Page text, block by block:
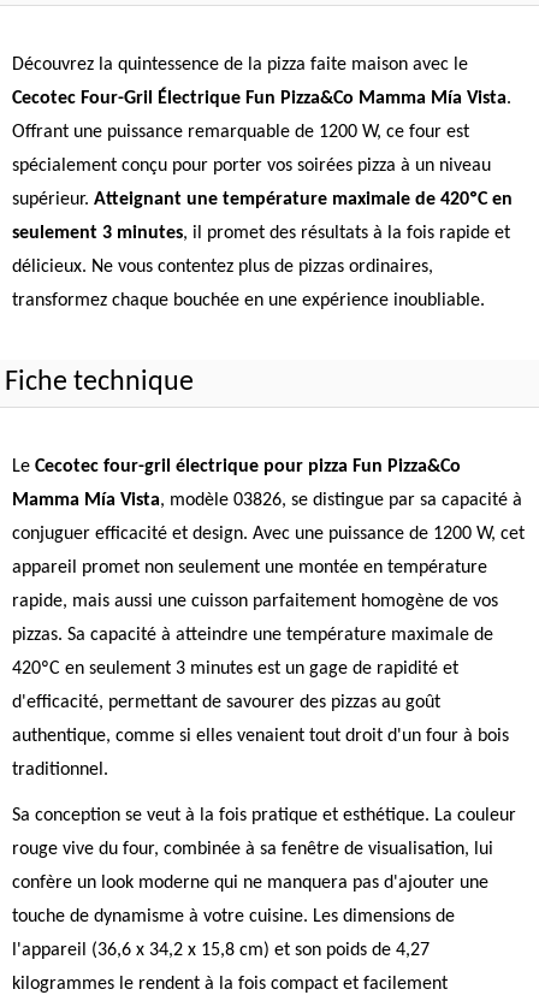
Découvrez la quintessence de la pizza faite maison avec le
Cecotec Four-Gril Électrique Fun Pizza&Co Mamma Mía Vista.
Offrant une puissance remarquable de 1200 W, ce four est
spécialement conçu pour porter vos soirées pizza à un niveau
supérieur. Atteignant une température maximale de 420ºC en
seulement 3 minutes, il promet des résultats à la fois rapide et
délicieux. Ne vous contentez plus de pizzas ordinaires,
transformez chaque bouchée en une expérience inoubliable.
Fiche technique
Le Cecotec four-gril électrique pour pizza Fun Pizza&Co
Mamma Mía Vista, modèle 03826, se distingue par sa capacité à
conjuguer efficacité et design. Avec une puissance de 1200 W, cet
appareil promet non seulement une montée en température
rapide, mais aussi une cuisson parfaitement homogène de vos
pizzas. Sa capacité à atteindre une température maximale de
420ºC en seulement 3 minutes est un gage de rapidité et
d'efficacité, permettant de savourer des pizzas au goût
authentique, comme si elles venaient tout droit d'un four à bois
traditionnel.
Sa conception se veut à la fois pratique et esthétique. La couleur
rouge vive du four, combinée à sa fenêtre de visualisation, lui
confère un look moderne qui ne manquera pas d'ajouter une
touche de dynamisme à votre cuisine. Les dimensions de
l'appareil (36,6 x 34,2 x 15,8 cm) et son poids de 4,27
kilogrammes le rendent à la fois compact et facilement